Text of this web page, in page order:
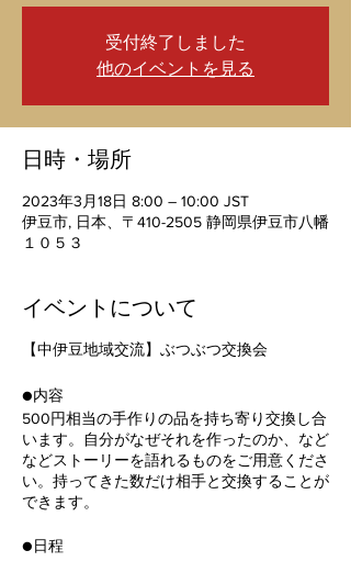
受付終了しました
他のイベントを見る
日時・場所
2023年3月18日 8:00 – 10:00 JST
伊豆市, 日本、〒410-2505 静岡県伊豆市八幡
１０５３
イベントについて
【中伊豆地域交流】ぶつぶつ交換会
●内容
500円相当の手作りの品を持ち寄り交換し合
います。自分がなぜそれを作ったのか、など
などストーリーを語れるものをご用意くださ
い。持ってきた数だけ相手と交換することが
できます。
●日程